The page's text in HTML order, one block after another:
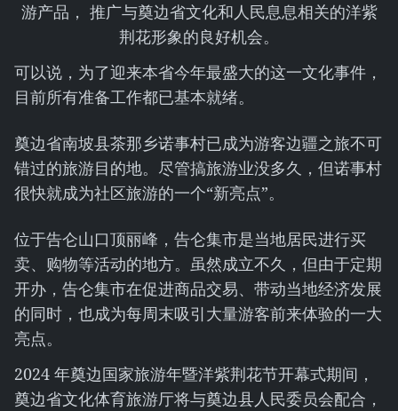
游产品， 推广与奠边省文化和人民息息相关的洋紫
荆花形象的良好机会。
可以说，为了迎来本省今年最盛大的这一文化事件，
目前所有准备工作都已基本就绪。
奠边省南坡县茶那乡诺事村已成为游客边疆之旅不可
错过的旅游目的地。尽管搞旅游业没多久，但诺事村
很快就成为社区旅游的一个“新亮点”。
位于告仑山口顶丽峰，告仑集市是当地居民进行买
卖、购物等活动的地方。虽然成立不久，但由于定期
开办，告仑集市在促进商品交易、带动当地经济发展
的同时，也成为每周末吸引大量游客前来体验的一大
亮点。
2024 年奠边国家旅游年暨洋紫荆花节开幕式期间，
奠边省文化体育旅游厅将与奠边县人民委员会配合，